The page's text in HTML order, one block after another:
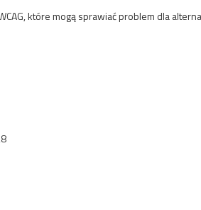
które mogą sprawiać problem dla